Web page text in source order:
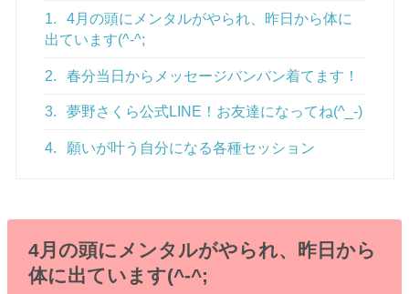
1.
4月の頭にメンタルがやられ、昨日から体に
出ています(^-^;
2. 春分当日からメッセージバンバン着てます！
3. 夢野さくら公式LINE！お友達になってね(^_-)
4. 願いが叶う自分になる各種セッション
4月の頭にメンタルがやられ、昨日から
体に出ています(^-^;